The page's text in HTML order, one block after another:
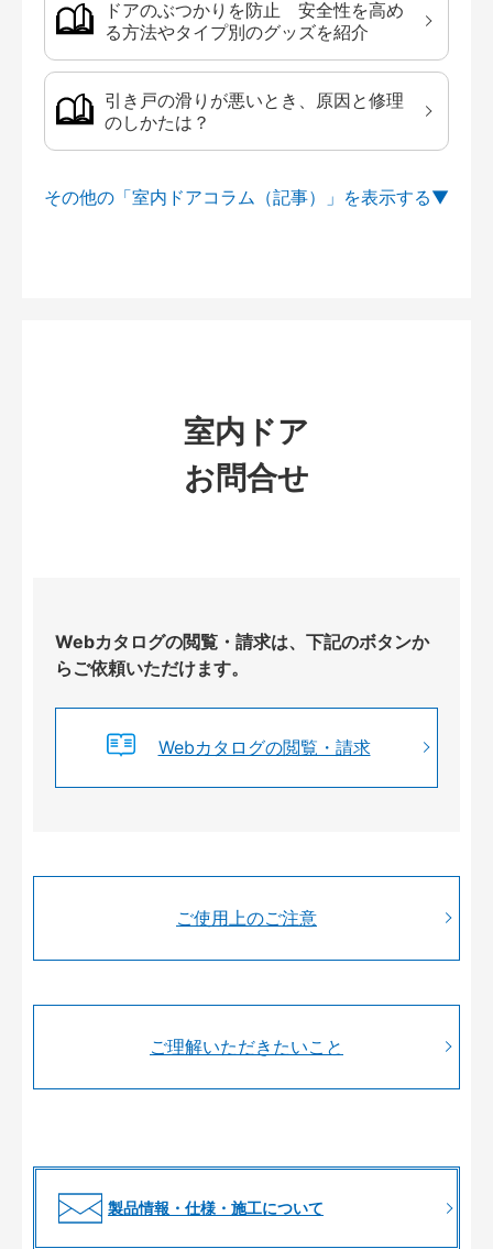
ドアのぶつかりを防止 安全性を高め
る方法やタイプ別のグッズを紹介
引き戸の滑りが悪いとき、原因と修理
のしかたは？
その他の「室内ドアコラム（記事）」を
室内ドア
お問合せ
Webカタログの閲覧・請求は、下記のボタンか
らご依頼いただけます。
Webカタログの閲覧・請求
ご使用上のご注意
ご理解いただきたいこと
製品情報・仕様・施工について